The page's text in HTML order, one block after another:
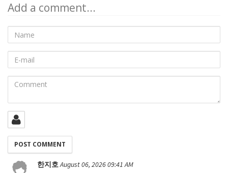
Add a comment...
Name
mail
Comment
한지호August 06, 2026 09:41 AM